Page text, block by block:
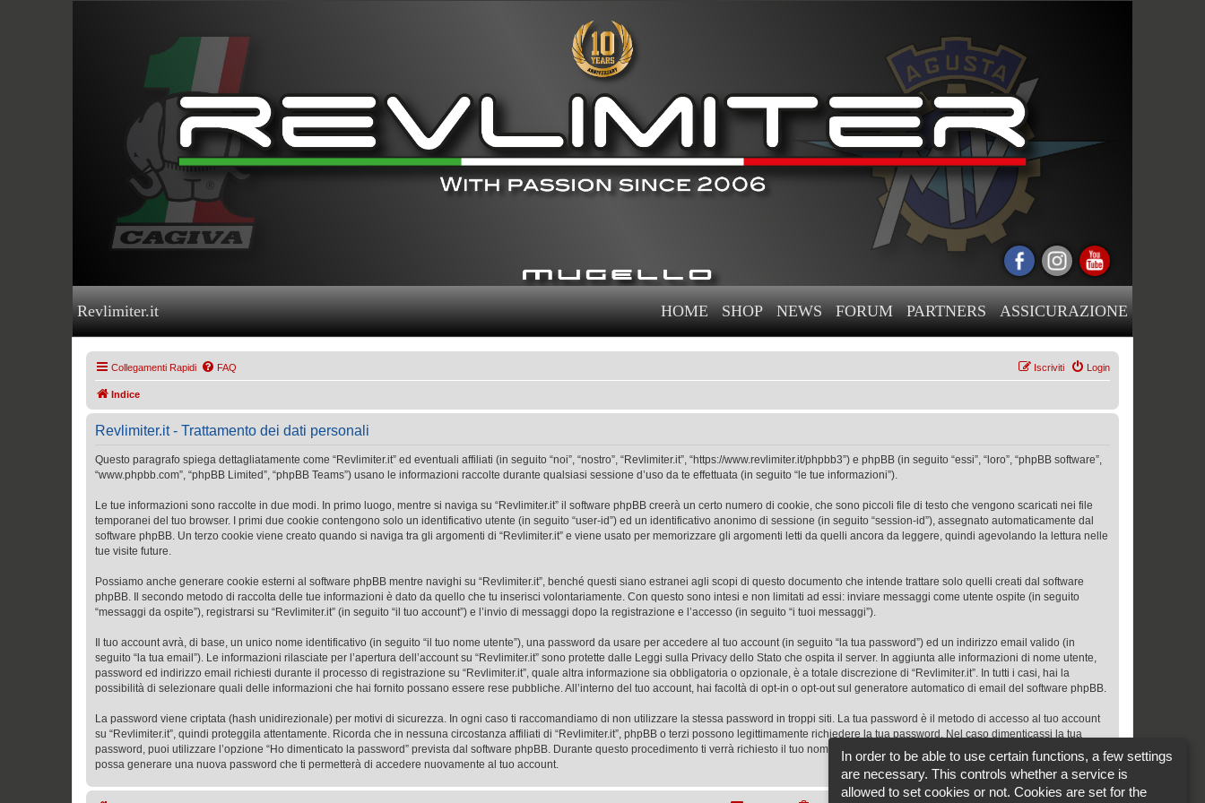
Revlimiter.it HOME SHOP NEWS FORUM PARTNERS ASSICURAZIONE
Collegamenti Rapidi FAQ Login
Iscriviti
Indice
Revlimiter.it - Trattamento dei dati personali
Questo paragrafo spiega dettagliatamente come “Revlimiter.it” ed eventuali affiliati (in seguito “noi”, “nostro”, “Revlimiter.it”, “https://www.revlimiter.it/phpbb3”) e phpBB (in seguito “essi”, “loro”, “phpBB software”,
“www.phpbb.com”, “phpBB Limited”, “phpBB Teams”) usano le informazioni raccolte durante qualsiasi sessione d’uso da te effettuata (in seguito “le tue informazioni”).
Le tue informazioni sono raccolte in due modi. In primo luogo, mentre si naviga su “Revlimiter.it” il software phpBB creerà un certo numero di cookie, che sono piccoli file di testo che vengono scaricati nei file
temporanei del tuo browser. I primi due cookie contengono solo un identificativo utente (in seguito “user-id”) ed un identificativo anonimo di sessione (in seguito “session-id”), assegnato automaticamente dal
software phpBB. Un terzo cookie viene creato quando si naviga tra gli argomenti di “Revlimiter.it” e viene usato per memorizzare gli argomenti letti da quelli ancora da leggere, quindi agevolando la lettura nelle
tue visite future.
Possiamo anche generare cookie esterni al software phpBB mentre navighi su “Revlimiter.it”, benché questi siano estranei agli scopi di questo documento che intende trattare solo quelli creati dal software
phpBB. Il secondo metodo di raccolta delle tue informazioni è dato da quello che tu inserisci volontariamente. Con questo sono intesi e non limitati ad essi: inviare messaggi come utente ospite (in seguito
“messaggi da ospite”), registrarsi su “Revlimiter.it” (in seguito “il tuo account”) e l’invio di messaggi dopo la registrazione e l’accesso (in seguito “i tuoi messaggi”).
Il tuo account avrà, di base, un unico nome identificativo (in seguito “il tuo nome utente”), una password da usare per accedere al tuo account (in seguito “la tua password”) ed un indirizzo email valido (in
seguito “la tua email”). Le informazioni rilasciate per l’apertura dell’account su “Revlimiter.it” sono protette dalle Leggi sulla Privacy dello Stato che ospita il server. In aggiunta alle informazioni di nome utente,
password ed indirizzo email richiesti durante il processo di registrazione su “Revlimiter.it”, quale altra informazione sia obbligatoria o opzionale, è a totale discrezione di “Revlimiter.it”. In tutti i casi, hai la
possibilità di selezionare quali delle informazioni che hai fornito possano essere rese pubbliche. All’interno del tuo account, hai facoltà di opt-in o opt-out sul generatore automatico di email del software phpBB.
La password viene criptata (hash unidirezionale) per motivi di sicurezza. In ogni caso ti raccomandiamo di non utilizzare la stessa password in troppi siti. La tua password è il metodo di accesso al tuo account
su “Revlimiter.it”, quindi proteggila attentamente. Ricorda che in nessuna circostanza affiliati di “Revlimiter.it”, phpBB o terzi possono legittimamente richiedere la tua password. Nel caso dimenticassi la tua
password, puoi utilizzare l’opzione “Ho dimenticato la password” prevista dal software phpBB. Durante questo procedimento ti verrà richiesto il tuo nome utente ed indirizzo email, in modo che il software phpBB
possa generare una nuova password che ti permetterà di accedere nuovamente al tuo account.
In order to be able to use certain functions, a few settings
are necessary. This controls whether a service is
allowed to set cookies or not. Cookies are set for the